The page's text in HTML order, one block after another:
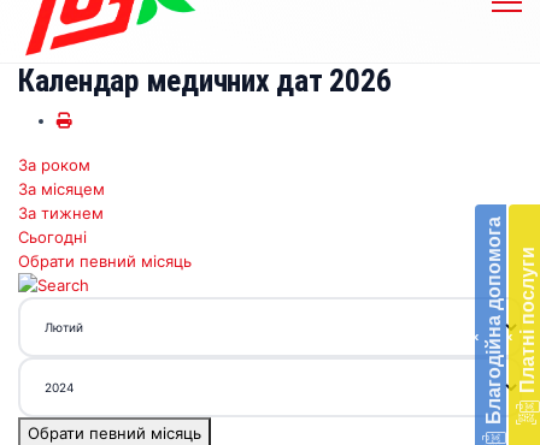
‹ Благодійна допомогав
‹ Платні послуги
Календар медичних дат 2026
За роком
За місяцем
За тижнем
Сьогодні
Обрати певний місяць
Обрати певний місяць